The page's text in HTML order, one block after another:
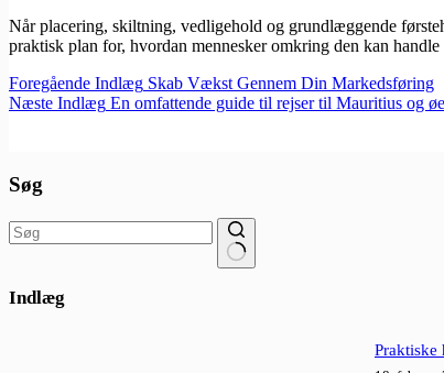
Når placering, skiltning, vedligehold og grundlæggende
praktisk plan for, hvordan mennesker omkring den kan
Foregående Indlæg Skab Vækst Gennem Din Markedsføring
Næste Indlæg En omfattende guide til rejser til Mauritius og
Søg
resultater
Indlæg
Praktiske